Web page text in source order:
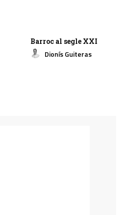
Barroc al segle XXI
Dionís Guiteras